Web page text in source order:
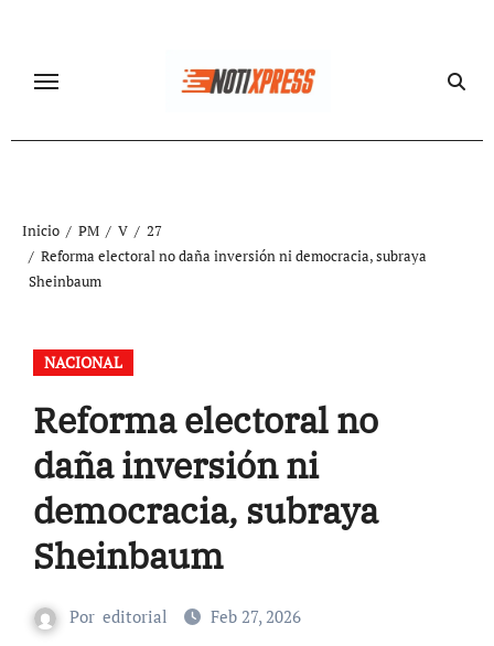
contenido
Inicio PM V
27
Reforma electoral no daña inversión ni democracia, subraya
Sheinbaum
NACIONAL
Reforma electoral no
daña inversión ni
democracia, subraya
Sheinbaum
Por editorial Feb 27, 2026